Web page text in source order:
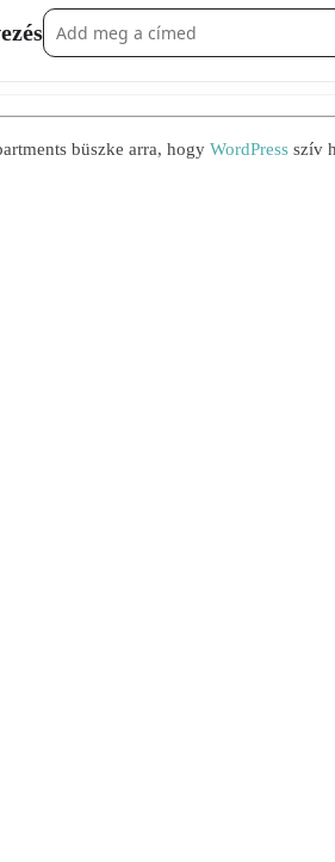
Address - Ananászkészítés []
büszke arra, hogy WordPress szív